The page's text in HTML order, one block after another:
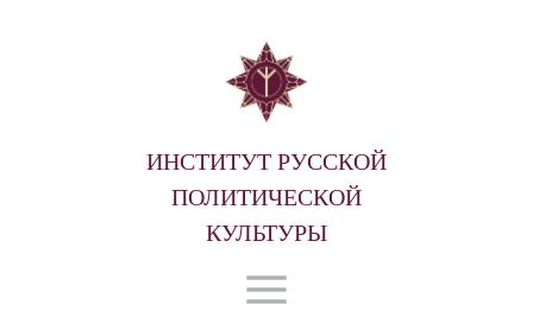
ИНСТИТУТ РУССКОЙ
ПОЛИТИЧЕСКОЙ
КУЛЬТУРЫ